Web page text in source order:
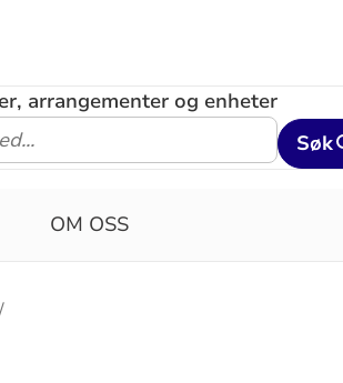
arrangementer og enheter
Søk
OM OSS